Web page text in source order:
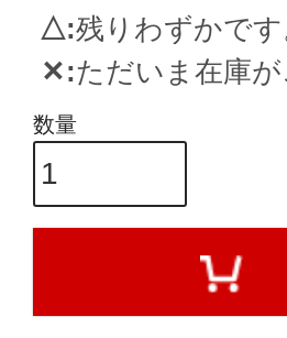
△ 残りわずかです
✕ ただいま在庫が